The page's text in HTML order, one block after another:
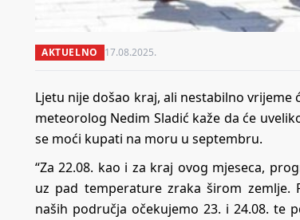
AKTUELNO 17.08.2025.
Ljetu nije došao kraj, ali nestabilno
meteorolog Nedim Sladić kaže da će
se moći kupati na moru u septembru.
“Za 22.08. kao i za kraj ovog mjeseca,
uz pad temperature zraka širom zemlje.
naših područja očekujemo 23. i 24.08. te